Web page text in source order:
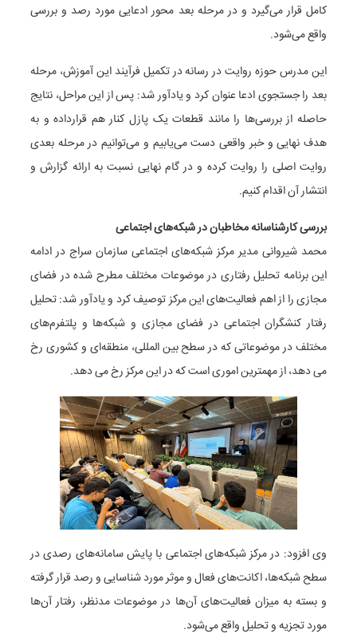
کامل قرار می‌گیرد و در مرحله بعد محور ادعایی مورد رصد و بررسی
واقع می‌شود.
این مدرس حوزه روایت در رسانه در تکمیل فرآیند این آموزش، مرحله
بعد را جستجوی ادعا عنوان کرد و یادآور شد: پس از این مراحل، نتایج
حاصله از بررسی‌ها را مانند قطعات یک پازل کنار هم قرارداده و به
هدف نهایی و خبر واقعی دست می‌یابیم و می‌توانیم در مرحله بعدی
روایت اصلی را روایت کرده و در گام نهایی نسبت به ارائه گزارش و
انتشار آن اقدام کنیم.
بررسی کارشناسانه مخاطبان در شبکه‌های اجتماعی
محمد شیروانی مدیر مرکز شبکه‌های اجتماعی سازمان سراج در ادامه
این برنامه تحلیل رفتاری در موضوعات مختلف مطرح شده در فضای
مجازی را از اهم فعالیت‌های این مرکز توصیف کرد و یادآور شد: تحلیل
رفتار کنشگران اجتماعی در فضای مجازی و شبکه‌ها و پلتفرم‌های
مختلف در موضوعاتی که در سطح بین المللی، منطقه‌ای و کشوری رخ
می دهد، از مهمترین اموری است که در این مرکز رخ می دهد.
وی افزود: در مرکز شبکه‌های اجتماعی با پایش سامانه‌های رصدی در
سطح شبکه‌ها، اکانت‌های فعال و موثر مورد شناسایی و رصد قرار گرفته
و بسته به میزان فعالیت‌های آن‌ها در موضوعات مدنظر، رفتار آن‌ها
مورد تجزیه و تحلیل واقع می‌شود.